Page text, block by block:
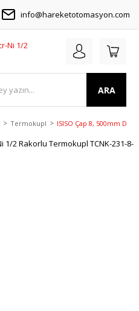
info@hareketotomasyon.com
ARA
Termokupl ISISO Çap 8, 500mm